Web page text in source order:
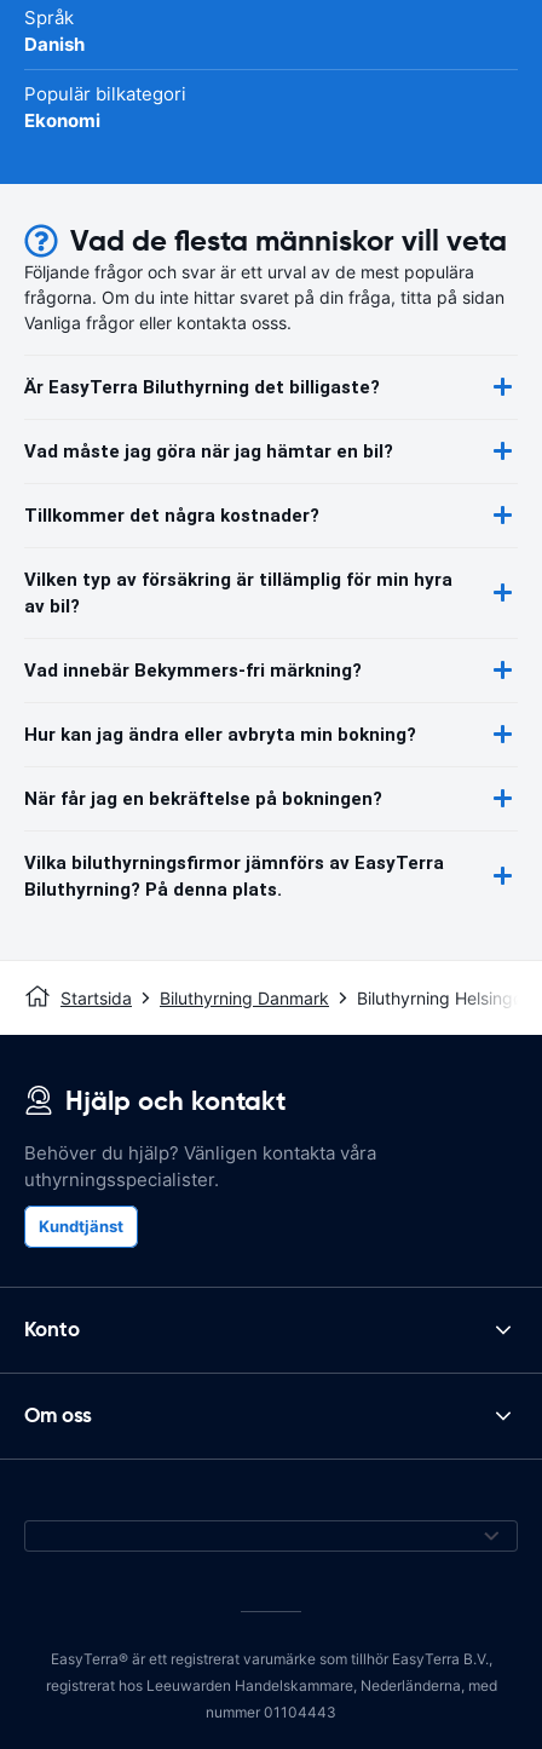
Språk
Danish
Populär bilkategori
Ekonomi
Vad de flesta människor vill veta
Följande frågor och svar är ett urval av de mest populära
frågorna. Om du inte hittar svaret på din fråga, titta på sidan
Vanliga frågor eller kontakta osss.
Är EasyTerra Biluthyrning det billigaste?
Vad måste jag göra när jag hämtar en bil?
Tillkommer det några kostnader?
Vilken typ av försäkring är tillämplig för min hyra
av bil?
Vad innebär Bekymmers-fri märkning?
Hur kan jag ändra eller avbryta min bokning?
När får jag en bekräftelse på bokningen?
Vilka biluthyrningsfirmor jämnförs av EasyTerra
Biluthyrning? På denna plats.
Startsida Biluthyrning Danmark Biluthyrning Helsingør
Hjälp och kontakt
Behöver du hjälp? Vänligen kontakta våra
uthyrningsspecialister.
Kundtjänst
Konto
Om oss
EasyTerra® är ett registrerat varumärke som tillhör EasyTerra B.V.,
registrerat hos Leeuwarden Handelskammare, Nederländerna, med
nummer 01104443